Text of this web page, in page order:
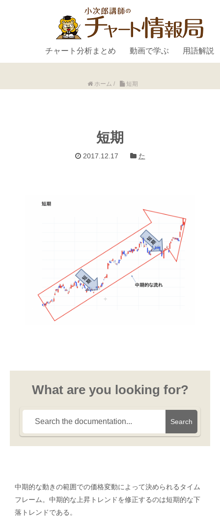
チャート分析まとめ 動画で学ぶ 用語解説
ホーム / 短期
短期
2017.12.17 た
What are you looking for?
Search
中期的な動きの範囲での価格変動によって決められるタイム
フレーム。中期的な上昇トレンドを修正するのは短期的な下
落トレンドである。